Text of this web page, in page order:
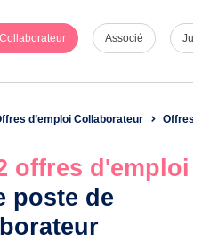
Collaborateur Associé Juriste
d’emploi Collaborateur Offres
offres d'emploi
poste de